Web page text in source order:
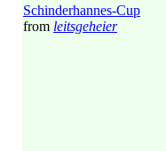
Schinderhannes-Cup
from leitsgeheier